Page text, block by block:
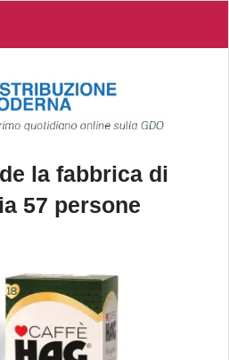
la fabbrica di
57 persone